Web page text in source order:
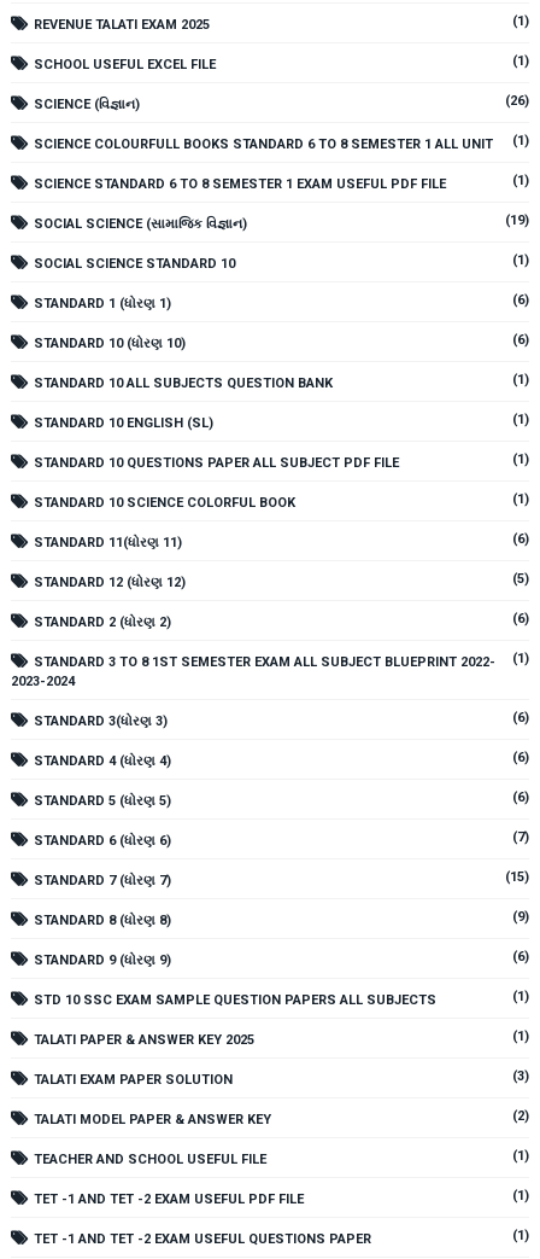
REVENUE TALATI EXAM 2025 (1)
SCHOOL USEFUL EXCEL FILE (1)
SCIENCE (વિજ્ઞાન) (26)
SCIENCE COLOURFULL BOOKS STANDARD 6 TO 8 SEMESTER 1 ALL UNIT (1)
SCIENCE STANDARD 6 TO 8 SEMESTER 1 EXAM USEFUL PDF FILE (1)
SOCIAL SCIENCE (સામાજિક વિજ્ઞાન) (19)
SOCIAL SCIENCE STANDARD 10 (1)
STANDARD 1 (ધોરણ 1) (6)
STANDARD 10 (ધોરણ 10) (6)
STANDARD 10 ALL SUBJECTS QUESTION BANK (1)
STANDARD 10 ENGLISH (SL) (1)
STANDARD 10 QUESTIONS PAPER ALL SUBJECT PDF FILE (1)
STANDARD 10 SCIENCE COLORFUL BOOK (1)
STANDARD 11(ધોરણ 11) (6)
STANDARD 12 (ધોરણ 12) (5)
STANDARD 2 (ધોરણ 2) (6)
STANDARD 3 TO 8 1ST SEMESTER EXAM ALL SUBJECT BLUEPRINT 2022-
2023-2024
(1)
STANDARD 3(ધોરણ 3) (6)
STANDARD 4 (ધોરણ 4) (6)
STANDARD 5 (ધોરણ 5) (6)
STANDARD 6 (ધોરણ 6) (7)
STANDARD 7 (ધોરણ 7) (15)
STANDARD 8 (ધોરણ 8) (9)
STANDARD 9 (ધોરણ 9) (6)
STD 10 SSC EXAM SAMPLE QUESTION PAPERS ALL SUBJECTS (1)
TALATI PAPER & ANSWER KEY 2025 (1)
TALATI EXAM PAPER SOLUTION (3)
TALATI MODEL PAPER & ANSWER KEY (2)
TEACHER AND SCHOOL USEFUL FILE (1)
TET -1 AND TET -2 EXAM USEFUL PDF FILE (1)
TET -1 AND TET -2 EXAM USEFUL QUESTIONS PAPER (1)